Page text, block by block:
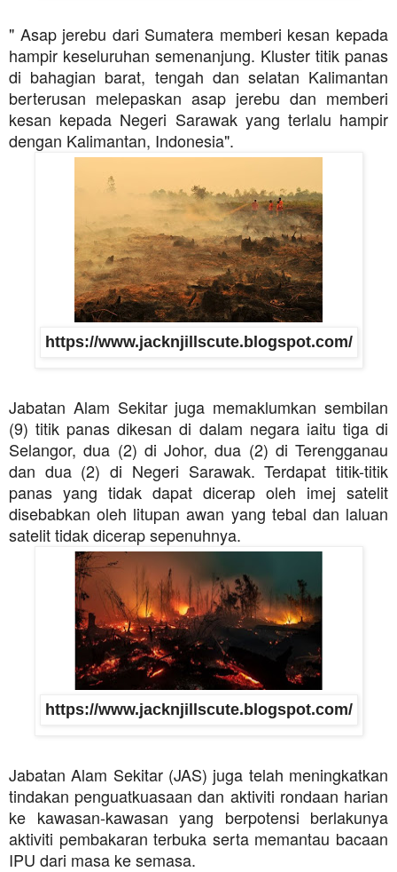
" Asap jerebu dari Sumatera memberi kesan kepada
hampir keseluruhan semenanjung. Kluster titik panas
di bahagian barat, tengah dan selatan Kalimantan
berterusan melepaskan asap jerebu dan memberi
kesan kepada Negeri Sarawak yang terlalu hampir
dengan Kalimantan, Indonesia".
https://www.jacknjillscute.blogspot.com/
Jabatan Alam Sekitar juga memaklumkan sembilan
(9) titik panas dikesan di dalam negara iaitu tiga di
Selangor, dua (2) di Johor, dua (2) di Terengganau
dan dua (2) di Negeri Sarawak. Terdapat titik-titik
panas yang tidak dapat dicerap oleh imej satelit
disebabkan oleh litupan awan yang tebal dan laluan
satelit tidak dicerap sepenuhnya.
https://www.jacknjillscute.blogspot.com/
Jabatan Alam Sekitar (JAS) juga telah meningkatkan
tindakan penguatkuasaan dan aktiviti rondaan harian
ke kawasan-kawasan yang berpotensi berlakunya
aktiviti pembakaran terbuka serta memantau bacaan
IPU dari masa ke semasa.